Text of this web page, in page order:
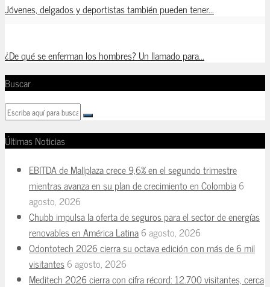
Jóvenes, delgados y deportistas también pueden tener...
¿De qué se enferman los hombres? Un llamado para...
Buscar
Últimas Noticias
EBITDA de Mallplaza crece 9,6% en el segundo trimestre
mientras avanza en su plan de crecimiento en Colombia6
agosto, 2026
Chubb impulsa la oferta de seguros para el sector de energías
renovables en América Latina6 agosto, 2026
Odontotech 2026 cierra su octava edición con más de 6 mil
visitantes6 agosto, 2026
Meditech 2026 cierra con cifra récord: 12.700 visitantes, cerca